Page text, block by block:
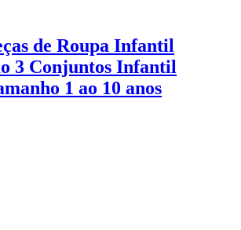
de Roupa Infantil
3 Conjuntos Infantil
1 ao 10 anos